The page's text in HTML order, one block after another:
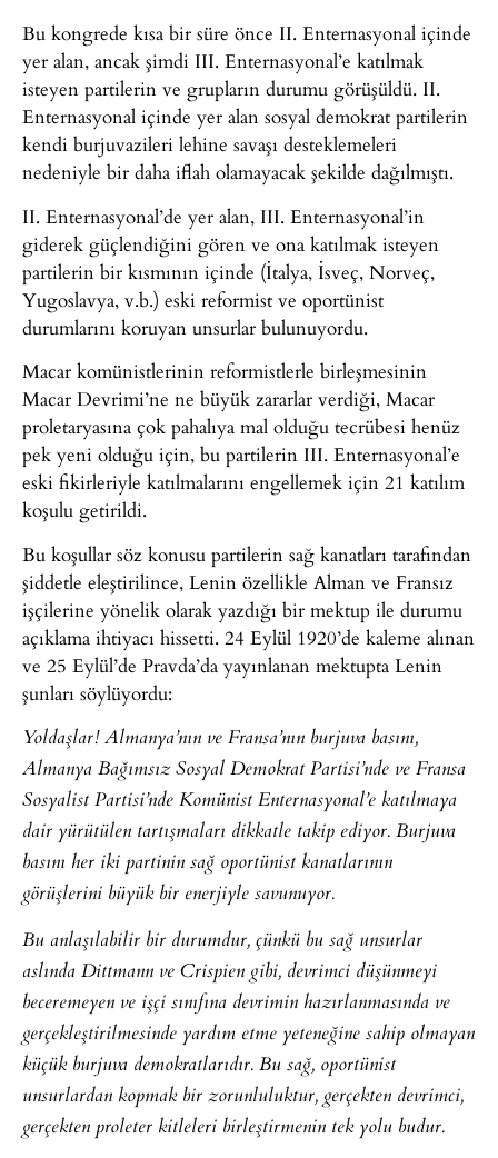
Bu kongrede kısa bir süre önce II. Enternasyonal içinde
yer alan, ancak şimdi III. Enternasyonal’e katılmak
isteyen partilerin ve grupların durumu görüşüldü. II.
Enternasyonal içinde yer alan sosyal demokrat partilerin
kendi burjuvazileri lehine savaşı desteklemeleri
nedeniyle bir daha iflah olamayacak şekilde dağılmıştı.
II. Enternasyonal’de yer alan, III. Enternasyonal’in
giderek güçlendiğini gören ve ona katılmak isteyen
partilerin bir kısmının içinde (İtalya, İsveç, Norveç,
Yugoslavya, v.b.) eski reformist ve oportünist
durumlarını koruyan unsurlar bulunuyordu.
Macar komünistlerinin reformistlerle birleşmesinin
Macar Devrimi’ne ne büyük zararlar verdiği, Macar
proletaryasına çok pahalıya mal olduğu tecrübesi henüz
pek yeni olduğu için, bu partilerin III. Enternasyonal’e
eski fikirleriyle katılmalarını engellemek için 21 katılım
koşulu getirildi.
Bu koşullar söz konusu partilerin sağ kanatları tarafından
şiddetle eleştirilince, Lenin özellikle Alman ve Fransız
işçilerine yönelik olarak yazdığı bir mektup ile durumu
açıklama ihtiyacı hissetti. 24 Eylül 1920’de kaleme alınan
ve 25 Eylül’de Pravda’da yayınlanan mektupta Lenin
şunları söylüyordu:
Yoldaşlar! Almanya’nın ve Fransa’nın burjuva basını,
Almanya Bağımsız Sosyal Demokrat Partisi’nde ve Fransa
Sosyalist Partisi’nde Komünist Enternasyonal’e katılmaya
dair yürütülen tartışmaları dikkatle takip ediyor. Burjuva
basını her iki partinin sağ oportünist kanatlarının
görüşlerini büyük bir enerjiyle savunuyor.
Bu anlaşılabilir bir durumdur, çünkü bu sağ unsurlar
aslında Dittmann ve Crispien gibi, devrimci düşünmeyi
beceremeyen ve işçi sınıfına devrimin hazırlanmasında ve
gerçekleştirilmesinde yardım etme yeteneğine sahip olmayan
küçük burjuva demokratlarıdır. Bu sağ, oportünist
unsurlardan kopmak bir zorunluluktur, gerçekten devrimci,
gerçekten proleter kitleleri birleştirmenin tek yolu budur.